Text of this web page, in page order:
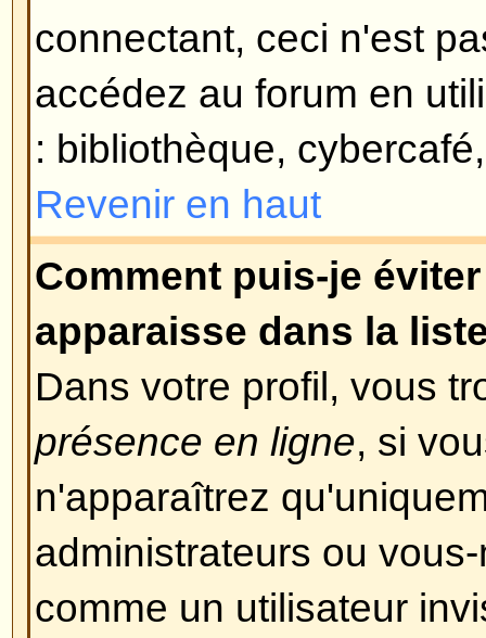
le cas, alors peut-être que votre
activé ? Certains forums
nouveaux enregistrements
vous-même, soit par
vous connecter. Lorsque vous
message aurait dû vous
requise ou non. Si vous avez
alors les instructions qui s'y
pas reçu, alors êtes-vous bien
que vous avez fournie lors de
valide ? L'une des raisons pour
est utilisée, c'est de réduire les
utilisateurs malintentionnés
anonymement. Si vous êtes sûr
que vous avez fournie est